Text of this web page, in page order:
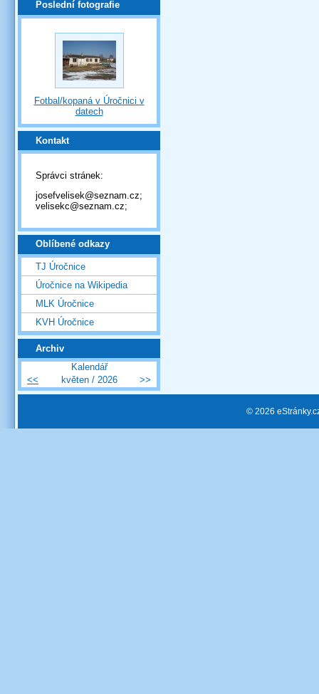
Poslední fotografie
Fotbal/kopaná v Úročnici v
datech
Kontakt
Správci stránek:
josefvelisek@seznam.cz;
velisekc@seznam.cz;
Oblíbené odkazy
TJ Úročnice
Úročnice na Wikipedia
MLK Úročnice
KVH Úročnice
Archiv
Kalendář
<<
květen / 2026 >>
© 2026